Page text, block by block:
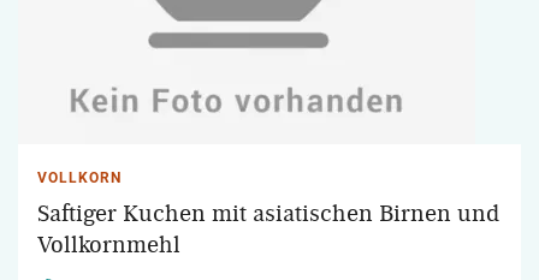
VOLLKORN
Saftiger Kuchen mit asiatischen Birnen und
Vollkornmehl